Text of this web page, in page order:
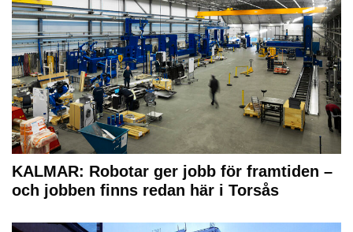
KALMAR: Robotar ger jobb för framtiden –
och jobben finns redan här i Torsås